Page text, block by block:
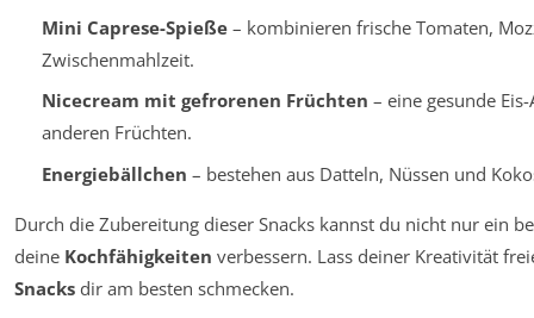
Mini Caprese-Spieße– kombinieren frische Tomaten,
Zwischenmahlzeit.
Nicecream mit gefrorenen Früchten – eine gesunde
anderen Früchten.
Energiebällchen – bestehen aus Datteln, Nüssen und
Durch die Zubereitung dieser Snacks kannst du nicht nur ein
deine Kochfähigkeiten verbessern. Lass deiner Kreativität
Snacks dir am besten schmecken.